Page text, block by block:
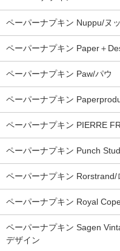
ペーパーナプキン Nuppu/ヌ
ペーパーナプキン Paper＋
ペーパーナプキン Paw/パウ
ペーパーナプキン
ペーパーナプキン PIERRE
ペーパーナプキン Punch
ペーパーナプキン Rorstrand/
ペーパーナプキン Royal
ペーパーナプキン Sagen
デザイン